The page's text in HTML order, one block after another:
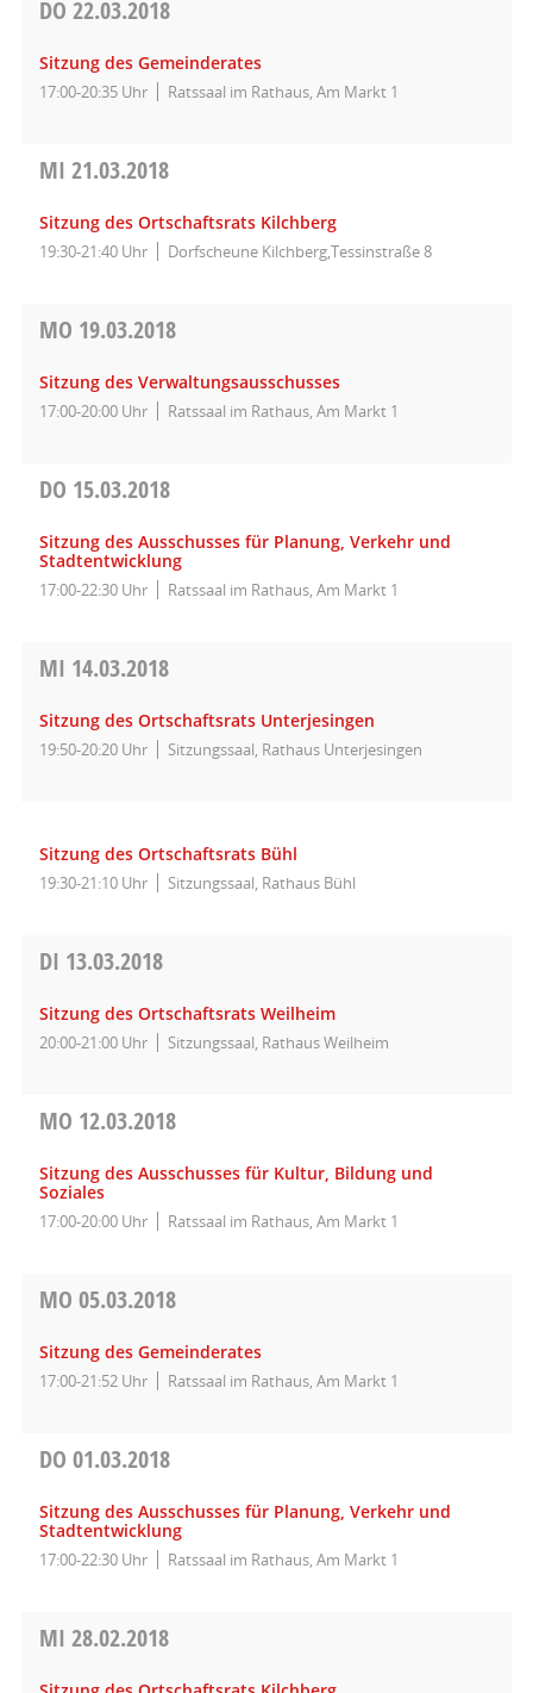
DO 22.03.2018
Sitzung des Gemeinderates
17:00-20:35 Uhr Ratssaal im Rathaus, Am Markt 1
MI 21.03.2018
Sitzung des Ortschaftsrats Kilchberg
19:30-21:40 Uhr Dorfscheune Kilchberg,Tessinstraße 8
MO 19.03.2018
Sitzung des Verwaltungsausschusses
17:00-20:00 Uhr Ratssaal im Rathaus, Am Markt 1
DO 15.03.2018
Sitzung des Ausschusses für Planung, Verkehr und
Stadtentwicklung
17:00-22:30 Uhr Ratssaal im Rathaus, Am Markt 1
MI 14.03.2018
Sitzung des Ortschaftsrats Unterjesingen
19:50-20:20 Uhr Sitzungssaal, Rathaus Unterjesingen
Sitzung des Ortschaftsrats Bühl
19:30-21:10 Uhr Sitzungssaal, Rathaus Bühl
DI 13.03.2018
Sitzung des Ortschaftsrats Weilheim
20:00-21:00 Uhr Sitzungssaal, Rathaus Weilheim
MO 12.03.2018
Sitzung des Ausschusses für Kultur, Bildung und
Soziales
17:00-20:00 Uhr Ratssaal im Rathaus, Am Markt 1
MO 05.03.2018
Sitzung des Gemeinderates
17:00-21:52 Uhr Ratssaal im Rathaus, Am Markt 1
DO 01.03.2018
Sitzung des Ausschusses für Planung, Verkehr und
Stadtentwicklung
17:00-22:30 Uhr Ratssaal im Rathaus, Am Markt 1
MI 28.02.2018